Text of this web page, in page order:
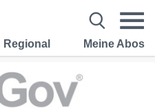
Regional Meine Abos